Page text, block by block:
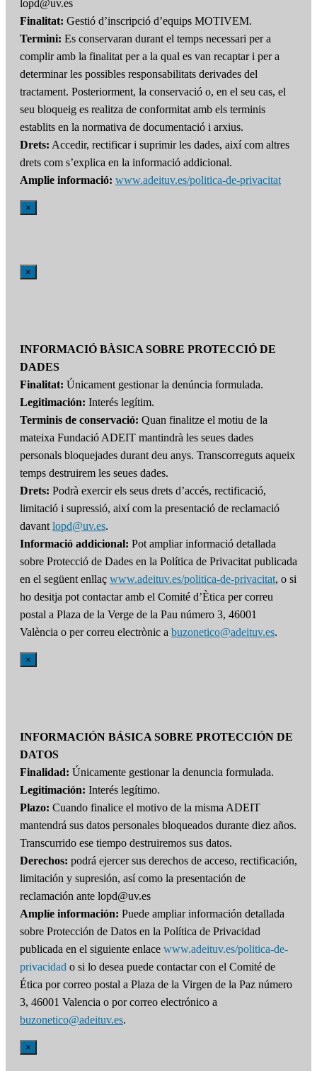
lopd@uv.es
Finalitat: Gestió d’inscripció d’equips MOTIVEM.
Termini: Es conservaran durant el temps necessari per a
complir amb la finalitat per a la qual es van recaptar i per a
determinar les possibles responsabilitats derivades del
tractament. Posteriorment, la conservació o, en el seu cas, el
seu bloqueig es realitza de conformitat amb els terminis
establits en la normativa de documentació i arxius.
Drets: Accedir, rectificar i suprimir les dades, així com altres
drets com s’explica en la informació addicional.
Amplie informació: www.adeituv.es/politica-de-privacitat
×
×
INFORMACIÓ BÀSICA SOBRE PROTECCIÓ DE
DADES
Finalitat: Únicament gestionar la denúncia formulada.
Legitimación: Interés legítim.
Terminis de conservació: Quan finalitze el motiu de la
mateixa Fundació ADEIT mantindrà les seues dades
personals bloquejades durant deu anys. Transcorreguts aqueix
temps destruirem les seues dades.
Drets: Podrà exercir els seus drets d’accés, rectificació,
limitació i supressió, així com la presentació de reclamació
davant lopd@uv.es.
Informació addicional: Pot ampliar informació detallada
sobre Protecció de Dades en la Política de Privacitat publicada
en el següent enllaç www.adeituv.es/politica-de-privacitat, o si
ho desitja pot contactar amb el Comité d’Ètica per correu
postal a Plaza de la Verge de la Pau número 3, 46001
València o per correu electrònic a buzonetico@adeituv.es.
×
INFORMACIÓN BÁSICA SOBRE PROTECCIÓN DE
DATOS
Finalidad: Únicamente gestionar la denuncia formulada.
Legitimación: Interés legítimo.
Plazo: Cuando finalice el motivo de la misma ADEIT
mantendrá sus datos personales bloqueados durante diez años.
Transcurrido ese tiempo destruiremos sus datos.
Derechos: podrá ejercer sus derechos de acceso, rectificación,
limitación y supresión, así como la presentación de
reclamación ante lopd@uv.es
Amplíe información: Puede ampliar información detallada
sobre Protección de Datos en la Política de Privacidad
publicada en el siguiente enlace www.adeituv.es/politica-de-
privacidad o si lo desea puede contactar con el Comité de
Ética por correo postal a Plaza de la Virgen de la Paz número
3, 46001 Valencia o por correo electrónico a
buzonetico@adeituv.es.
×